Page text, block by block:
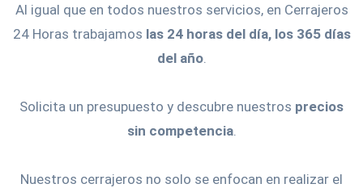
Al igual que en todos nuestros servicios, en Cerrajeros
24 Horas trabajamos las 24 horas del día, los 365 días
del año.
Solicita un presupuesto y descubre nuestros precios
sin competencia.
Nuestros cerrajeros no solo se enfocan en realizar el